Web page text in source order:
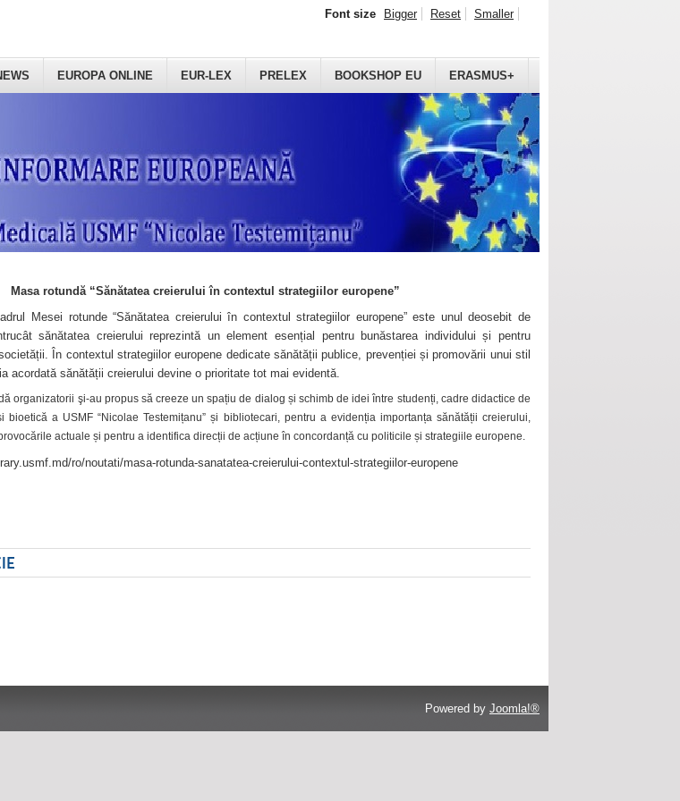
EUROPA ONLINE EUR-LEX PRELEX BOOKSHOP EU ERASMUS+
Font size Bigger Reset Smaller
Masa rotundă “Sănătatea creierului în contextul strategiilor europene”
Mesei rotunde “Sănătatea creierului în contextul strategiilor europene” este unul deosebit de
sănătatea creierului reprezintă un element esențial pentru bunăstarea individului și pentru
În contextul strategiilor europene dedicate sănătății publice, prevenției și promovării unui stil
acordată sănătății creierului devine o prioritate tot mai evidentă.
organizatorii şi-au propus să creeze un spațiu de dialog și schimb de idei între studenți, cadre didactice de
bioetică a USMF “Nicolae Testemițanu” și bibliotecari, pentru a evidenția importanța sănătății creierului,
actuale și pentru a identifica direcții de acțiune în concordanță cu politicile și strategiile europene.
ro/noutati/masa-rotunda-sanatatea-creierului-contextul-strategiilor-europene
Powered by Joomla!®